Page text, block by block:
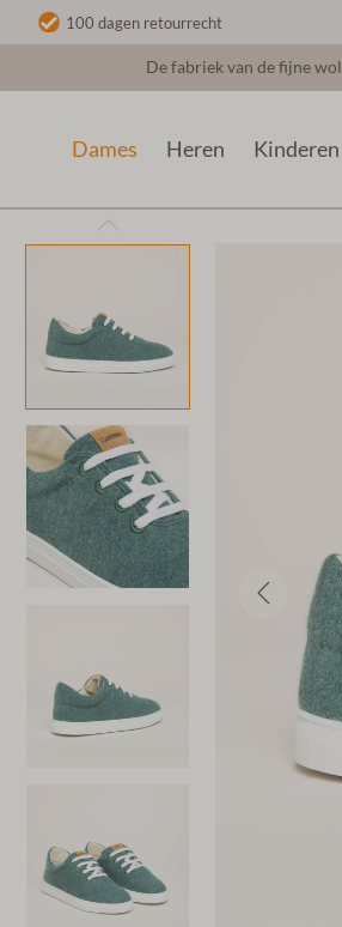
100 dagen retourrecht
De fabriek van de fijne wol
Dames Heren Kinderen